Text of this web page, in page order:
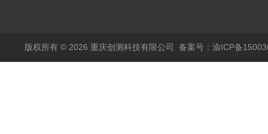
版权所有 © 2026 重庆创测科技有限公司 备案号：渝ICP备